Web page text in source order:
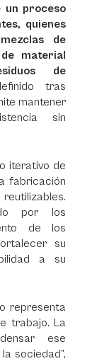
un proceso
quienes
de
material
de
tras
mantener
sin
iterativo de
fabricación
por los
de los
su
a su
representa
trabajo. La
ese
sociedad”,